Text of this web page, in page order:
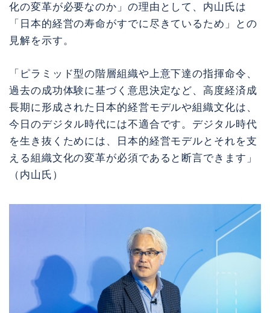
化の変革が必要なのか」の理由として、内山氏は
「日本的経営の寿命がすでに尽きているため」との
見解を示す。
「ピラミッド型の階層組織や上意下達の指揮命令、
過去の成功体験に基づく意思決定など、高度経済成
長期に形成された日本的経営モデルや組織文化は、
今日のデジタル時代には不適合です。デジタル時代
を生き抜くためには、日本的経営モデルとそれを支
える組織文化の変革が必須であると断言できます」
（内山氏）